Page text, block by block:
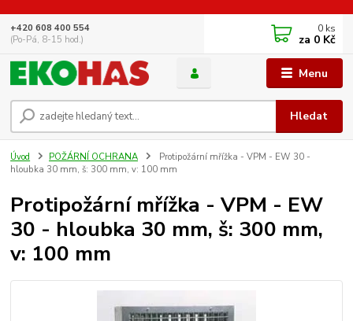
Menu
Hledat
+420 608 400 554
(Po-Pá, 8-15 hod.)
0 ks
za 0 Kč
Úvod POŽÁRNÍ OCHRANA
Protipožární mřížka - VPM - EW 30 -
hloubka 30 mm, š: 300 mm, v: 100 mm
Protipožární mřížka - VPM - EW
30 - hloubka 30 mm, š: 300 mm,
v: 100 mm